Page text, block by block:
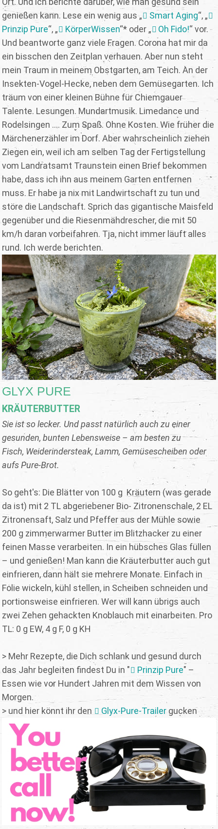
genießen kann. Lese ein wenig aus „
Smart Aging“, „
Prinzip Pure“, „ KörperWissen“* oder „ Oh Fido!“ vor.
Und beantworte ganz viele Fragen. Corona hat mir da
ein bisschen den Zeitplan verhauen. Aber nun steht
mein Traum in meinem Obstgarten, am Teich. An der
Insekten-Vogel-Hecke, neben dem Gemüsegarten. Ich
träum von einer kleinen Bühne für Chiemgauer
Talente. Lesungen. Mundartmusik. Limedance und
Rodelsingen .... Zum Spaß. Ohne Kosten. Wie früher die
Märchenerzähler im Dorf. Aber wahrscheinlich ziehen
Ziegen ein, weil ich am selben Tag der Fertigstellung
vom Landratsamt Traunstein einen Brief bekommen
habe, dass ich ihn aus meinem Garten entfernen
muss. Er habe ja nix mit Landwirtschaft zu tun und
störe die Landschaft. Sprich das gigantische Maisfeld
gegenüber und die Riesenmähdrescher, die mit 50
km/h daran vorbeifahren. Tja, nicht immer läuft alles
rund. Ich werde berichten.
GLYX PURE
KRÄUTERBUTTER
Sie ist so lecker. Und passt natürlich auch zu einer
gesunden, bunten Lebensweise – am besten zu
Fisch, Weiderindersteak, Lamm, Gemüsescheiben oder
aufs Pure-Brot.
So geht's: Die Blätter von 100 g Kräutern (was gerade
da ist) mit 2 TL abgeriebener Bio- Zitronenschale, 2 EL
Zitronensaft, Salz und Pfeffer aus der Mühle sowie
200 g zimmerwarmer Butter im Blitzhacker zu einer
feinen Masse verarbeiten. In ein hübsches Glas füllen
– und genießen! Man kann die Kräuterbutter auch gut
einfrieren, dann hält sie mehrere Monate. Einfach in
Folie wickeln, kühl stellen, in Scheiben schneiden und
portionsweise einfrieren. Wer will kann übrigs auch
zwei Zehen gehackten Knoblauch mit einarbeiten. Pro
TL: 0 g EW, 4 g F, 0 g KH
> Mehr Rezepte, die Dich schlank und gesund durch
das Jahr begleiten findest Du in "
Prinzip Pure" –
Essen wie vor Hundert Jahren mit dem Wissen von
Morgen.
> und hier könnt ihr den
Glyx-Pure-Trailergucken